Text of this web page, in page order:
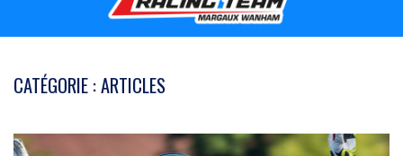
CATÉGORIE : ARTICLES